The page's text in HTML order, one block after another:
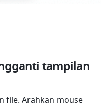
tampilan
file. Arahkan mouse